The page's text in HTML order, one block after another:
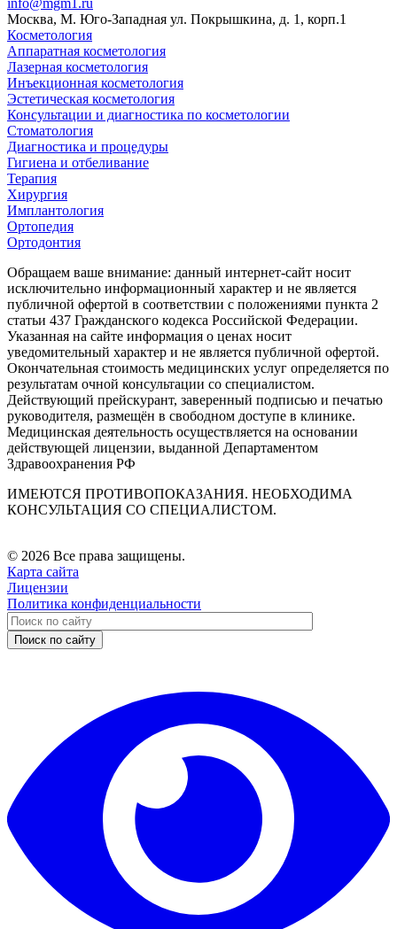
info@mgm1.ru
Москва, М. Юго-Западная ул. Покрышкина, д. 1, корп.1
Косметология
Аппаратная косметология
Лазерная косметология
Инъекционная косметология
Эстетическая косметология
Консультации и диагностика по косметологии
Стоматология
Диагностика и процедуры
Гигиена и отбеливание
Терапия
Хирургия
Имплантология
Ортопедия
Ортодонтия
Обращаем ваше внимание: данный интернет-сайт носит
исключительно информационный характер и не является
публичной офертой в соответствии с положениями пункта 2
статьи 437 Гражданского кодекса Российской Федерации.
Указанная на сайте информация о ценах носит
уведомительный характер и не является публичной офертой.
Окончательная стоимость медицинских услуг определяется по
результатам очной консультации со специалистом.
Действующий прейскурант, заверенный подписью и печатью
руководителя, размещён в свободном доступе в клинике.
Медицинская деятельность осуществляется на основании
действующей лицензии, выданной Департаментом
Здравоохранения РФ
ИМЕЮТСЯ ПРОТИВОПОКАЗАНИЯ. НЕОБХОДИМА
КОНСУЛЬТАЦИЯ СО СПЕЦИАЛИСТОМ.
© 2026 Все права защищены.
Карта сайта
Лицензии
Политика конфиденциальности
Поиск по сайту